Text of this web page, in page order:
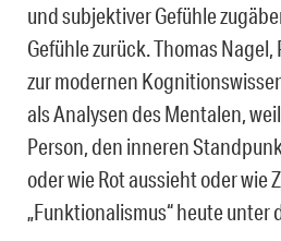
und subjektiver Gefühle
Gefühle zurück. Thomas
zur modernen
als Analysen des Mentalen,
Person, den inneren
oder wie Rot aussieht oder wie
„Funktionalismus“ heute